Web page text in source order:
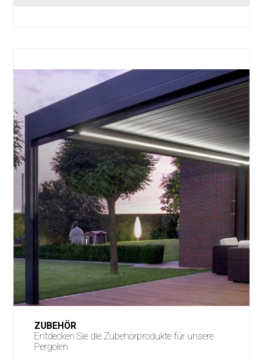
ZUBEHÖR
Entdecken Sie die Zubehörprodukte für unsere
Pergolen